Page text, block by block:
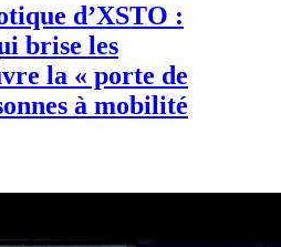
d’XSTO :
brise les
la « porte de
à mobilité